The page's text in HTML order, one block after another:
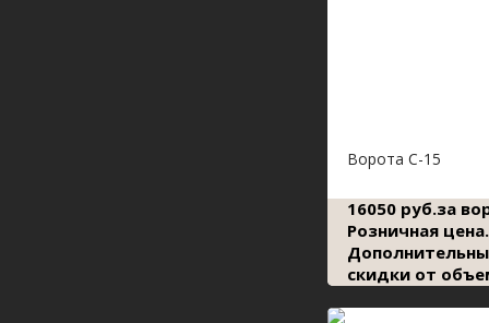
Ворота С-15
16050 руб.за
Розничная цена.
скидки от